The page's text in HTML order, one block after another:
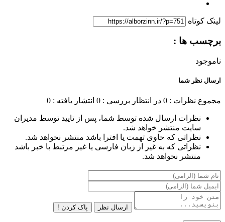
لینک کوتاه
برچسب ها :
ناموجود
ارسال نظر شما
مجموع نظرات : 0 در انتظار بررسی : 0 انتشار یافته : 0
نظرات ارسال شده توسط شما، پس از تایید توسط مدیران
سایت منتشر خواهد شد.
نظراتی که حاوی تهمت یا افترا باشد منتشر نخواهد شد.
نظراتی که به غیر از زبان فارسی یا غیر مرتبط با خبر باشد
منتشر نخواهد شد.
ارسال نظر پاک کردن !